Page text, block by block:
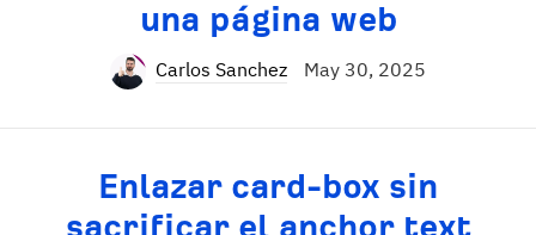
una página web
Carlos Sanchez May 30, 2025
Enlazar card-box sin
sacrificar el anchor text